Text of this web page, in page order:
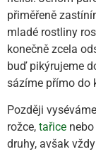
přiměřeně
mladé rostliny
konečně zcela
buď pikýrujeme
sázíme přímo do
Později
rožce, tařice nebo
druhy, avšak